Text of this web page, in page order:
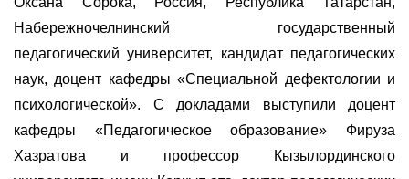
Набережночелнинский государственный
педагогический университет, кандидат педагогических
наук, доцент кафедры «Специальной дефектологии и
психологической». С докладами выступили доцент
кафедры «Педагогическое образование» Фируза
Хазратова и профессор Кызылординского